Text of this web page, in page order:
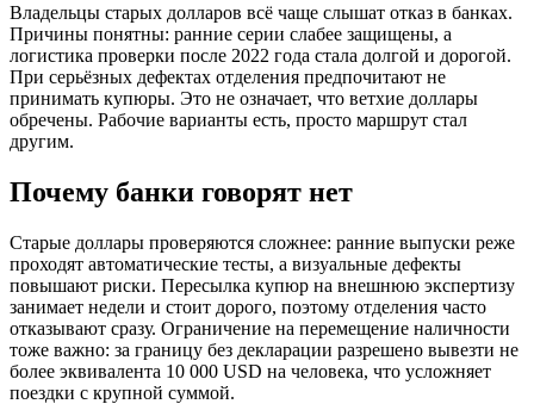
Владельцы старых долларов всё чаще слышат отказ в банках.
Причины понятны: ранние серии слабее защищены, а
логистика проверки после 2022 года стала долгой и дорогой.
При серьёзных дефектах отделения предпочитают не
принимать купюры. Это не означает, что ветхие доллары
обречены. Рабочие варианты есть, просто маршрут стал
другим.
Почему банки говорят нет
Старые доллары проверяются сложнее: ранние выпуски реже
проходят автоматические тесты, а визуальные дефекты
повышают риски. Пересылка купюр на внешнюю экспертизу
занимает недели и стоит дорого, поэтому отделения часто
отказывают сразу. Ограничение на перемещение наличности
тоже важно: за границу без декларации разрешено вывезти не
более эквивалента 10 000 USD на человека, что усложняет
поездки с крупной суммой.